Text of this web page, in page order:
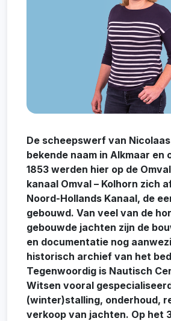
De scheepswerf van
bekende naam in Alkmaar en
1853 werden hier op de
kanaal Omval – Kolhorn zich
Noord-Hollands Kanaal, de
gebouwd. Van veel van de
gebouwde jachten zijn de
en documentatie nog
historisch archief van het
Tegenwoordig is Nautisch
Witsen vooral
(winter)stalling, onderhoud,
verkoop van jachten. Op het